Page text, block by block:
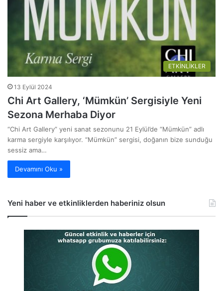
ETKİNLİKLER
13 Eylül 2024
Chi Art Gallery, ‘Mümkün’ Sergisiyle Yeni
Sezona Merhaba Diyor
“Chi Art Gallery” yeni sanat sezonunu 21 Eylül’de “Mümkün” adlı
karma sergiyle karşılıyor. “Mümkün” sergisi, doğanın bize sunduğu
sessiz ama…
Devamını Oku »
Yeni haber ve etkinliklerden haberiniz olsun